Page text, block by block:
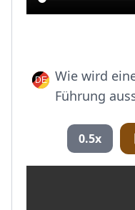
Wie wird
Führung
0.5x